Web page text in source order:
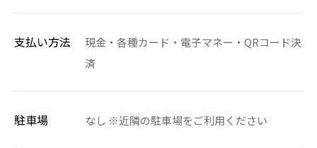
支払い方法
現金・各種カード・電子マネー・QRコード決
済
駐車場 なし ※近隣の駐車場をご利用ください